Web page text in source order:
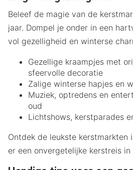
Beleef de magie van de
jaar. Dompel je onder in een
vol gezelligheid en winterse
Gezellige kraampjes met
sfeervolle decoratie
Zalige winterse hapjes en
Muziek, optredens en
oud
Lichtshows, kerstparades
Ontdek de leukste kerstmarkten
er een onvergetelijke kerstreis in